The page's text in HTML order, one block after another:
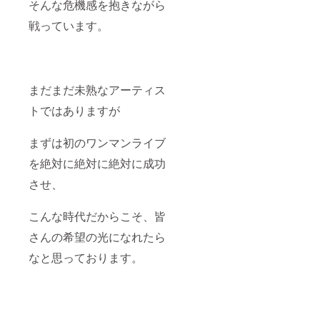
そんな危機感を抱きながら
戦っています。
まだまだ未熟なアーティス
トではありますが
まずは初のワンマンライブ
を絶対に絶対に絶対に成功
させ、
こんな時代だからこそ、皆
さんの希望の光になれたら
なと思っております。